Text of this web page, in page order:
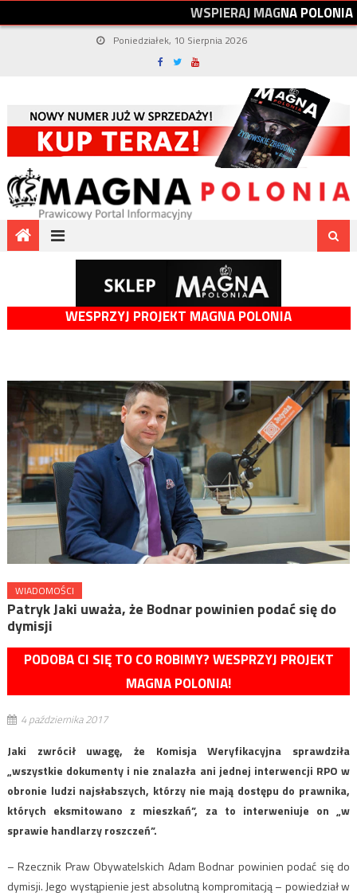
WSPIERAJMAGNAPOLONIA
Poniedziałek, 10 Sierpnia 2026
WESPRZYJ PROJEKT MAGNA POLONIA
WIADOMOŚCI
Patryk Jaki uważa, że Bodnar powinien podać się do
dymisji
PODOBA CI SIĘ TO CO ROBIMY? WESPRZYJ PROJEKT
MAGNA POLONIA!
4 października 2017
Jaki zwrócił uwagę, że Komisja Weryfikacyjna sprawdziła
„wszystkie dokumenty i nie znalazła ani jednej interwencji RPO w
obronie ludzi najsłabszych, którzy nie mają dostępu do prawnika,
których eksmitowano z mieszkań”, za to interweniuje on „w
sprawie handlarzy roszczeń”.
– Rzecznik Praw Obywatelskich Adam Bodnar powinien podać się do
dymisji. Jego wystąpienie jest absolutną kompromitacją – powiedział w